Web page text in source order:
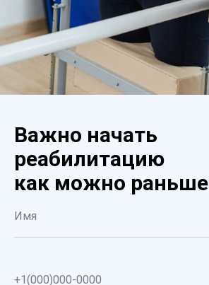
Важно начать
реабилитацию
как можно раньше